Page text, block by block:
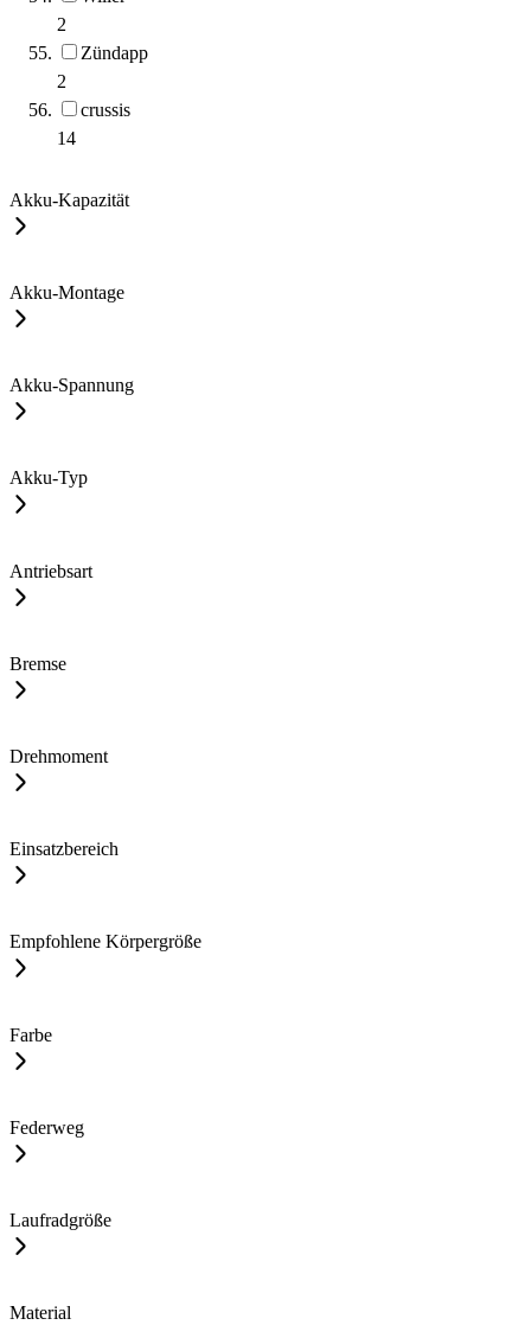
2
Zündapp
2
crussis
14
Akku-Kapazität
Akku-Montage
Akku-Spannung
Akku-Typ
Antriebsart
Bremse
Drehmoment
Einsatzbereich
Empfohlene Körpergröße
Farbe
Federweg
Laufradgröße
Material